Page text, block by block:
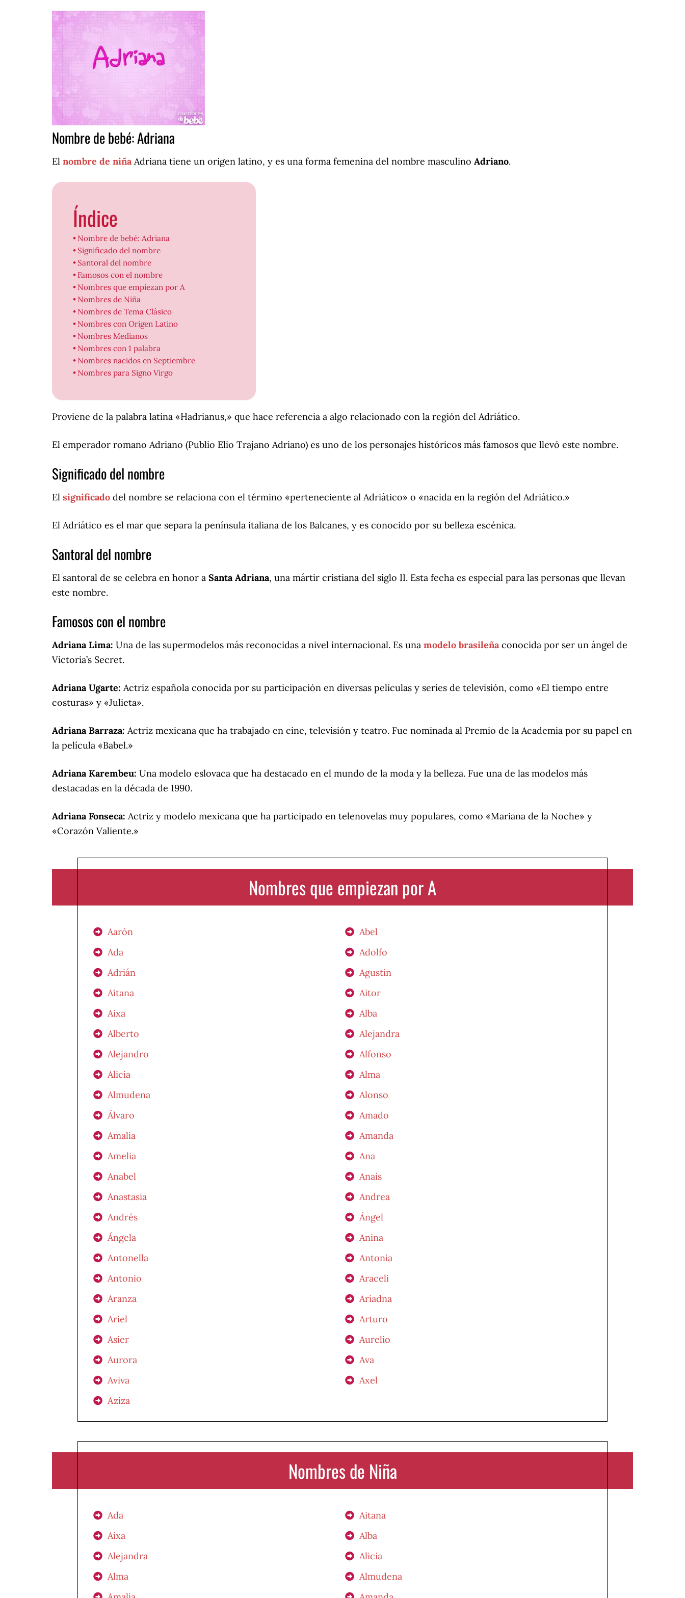
Nombre de bebé: Adriana
El nombre de niñaAdriana tiene un origen latino, y es una forma femenina del nombre masculino Adriano.
Índice
Nombre de bebé: Adriana
Significado del nombre
Santoral del nombre
Famosos con el nombre
Nombres que empiezan por A
Nombres de Niña
Nombres de Tema Clásico
Nombres con Origen Latino
Nombres Medianos
Nombres con 1 palabra
Nombres nacidos en Septiembre
Nombres para Signo Virgo
Proviene de la palabra latina «Hadrianus,» que hace referencia a algo relacionado con la región del Adriático.
El emperador romano Adriano (Publio Elio Trajano Adriano) es uno de los personajes históricos más famosos que llevó este nombre.
Significado del nombre
El significado del nombre se relaciona con el término «perteneciente al Adriático» o «nacida en la región del Adriático.»
El Adriático es el mar que separa la península italiana de los Balcanes, y es conocido por su belleza escénica.
Santoral del nombre
El santoral de se celebra en honor a Santa Adriana, una mártir cristiana del siglo II. Esta fecha es especial para las personas que llevan
este nombre.
Famosos con el nombre
Adriana Lima: Una de las supermodelos más reconocidas a nivel internacional. Es una modelo brasileñaconocida por ser un ángel de
Victoria’s Secret.
Adriana Ugarte: Actriz española conocida por su participación en diversas películas y series de televisión, como «El tiempo entre
costuras» y «Julieta».
Adriana Barraza: Actriz mexicana que ha trabajado en cine, televisión y teatro. Fue nominada al Premio de la Academia por su papel en
la película «Babel.»
Adriana Karembeu: Una modelo eslovaca que ha destacado en el mundo de la moda y la belleza. Fue una de las modelos más
destacadas en la década de 1990.
Adriana Fonseca: Actriz y modelo mexicana que ha participado en telenovelas muy populares, como «Mariana de la Noche» y
«Corazón Valiente.»
Nombres que empiezan por A
Aarón
Abel
Ada
Adolfo
Adrián
Agustín
Aitana
Aitor
Aixa
Alba
Alberto
Alejandra
Alejandro
Alfonso
Alicia
Alma
Almudena
Alonso
Álvaro
Amado
Amalia
Amanda
Amelia
Ana
Anabel
Anaís
Anastasia
Andrea
Andrés
Ángel
Ángela
Anina
Antonella
Antonia
Antonio
Araceli
Aranza
Ariadna
Ariel
Arturo
Asier
Aurelio
Aurora
Ava
Aviva
Axel
Aziza
Nombres de Niña
Ada
Aitana
Aixa
Alba
Alejandra
Alicia
Alma
Almudena